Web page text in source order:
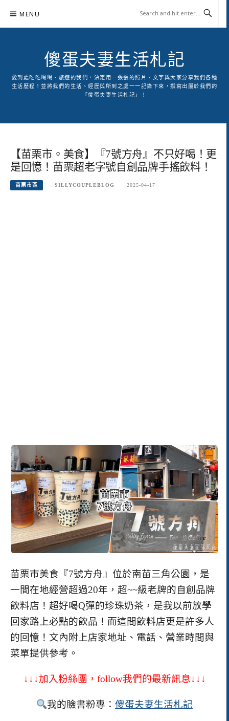
content
MENU
傻蛋夫妻生活札記
愛到處吃吃喝喝、旅遊的我們，決定用一張張的照片、文字與大家分享我們各種
生活歷程！並將我們的生活、經歷與所到之處一一記錄下來，撰寫出屬於我們的
「傻蛋夫妻生活札記」！
【苗栗市。美食】『7號方舟』不只好喝！更
是回憶！苗栗超老字號自創品牌手搖飲料！
苗栗市區 SILLYCOUPLEBLOG 2025-04-17
苗栗市美食『7號方舟』位於南苗三角公園，是
一間在地經營超過20年，超~~級老牌的自創品牌
飲料店！超好喝Q彈的珍珠奶茶，是我以前放學
回家路上必點的飲品！而這間飲料店更是許多人
的回憶！ 文內附上店家地址、電話、營業時間與
菜單提供參考。
↓↓↓加入粉絲團，follow我們的最新訊息↓↓↓
我的臉書粉專：傻蛋夫妻生活札記